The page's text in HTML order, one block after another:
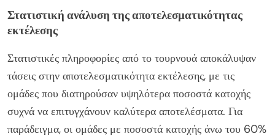
Στατιστική ανάλυση της αποτελεσματικότητας
εκτέλεσης
Στατιστικές πληροφορίες από το τουρνουά αποκάλυψαν
τάσεις στην αποτελεσματικότητα εκτέλεσης, με τις
ομάδες που διατηρούσαν υψηλότερα ποσοστά κατοχής
συχνά να επιτυγχάνουν καλύτερα αποτελέσματα. Για
παράδειγμα, οι ομάδες με ποσοστά κατοχής άνω του 60%